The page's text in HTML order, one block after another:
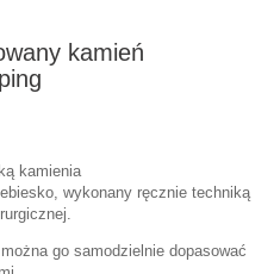
kamień
kamienia
wykonany ręcznie techniką
go samodzielnie dopasować